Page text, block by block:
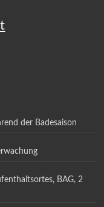
während der Badesaison
BAG, 2